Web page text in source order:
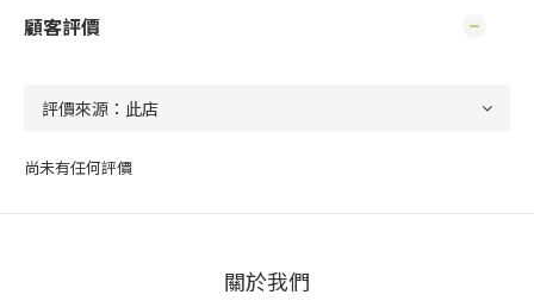
顧客評價
尚未有任何評價
關於我們